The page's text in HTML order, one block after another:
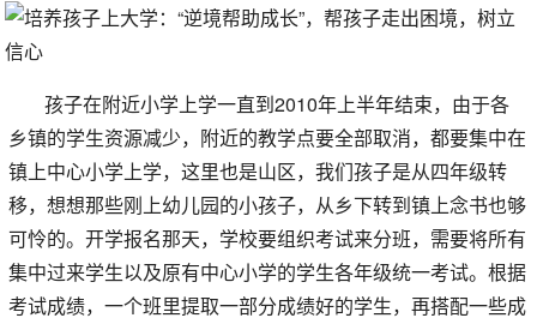
孩子在附近小学上学一直到2010年上半年结束，由于各
乡镇的学生资源减少，附近的教学点要全部取消，都要集中在
镇上中心小学上学，这里也是山区，我们孩子是从四年级转
移，想想那些刚上幼儿园的小孩子，从乡下转到镇上念书也够
可怜的。开学报名那天，学校要组织考试来分班，需要将所有
集中过来学生以及原有中心小学的学生各年级统一考试。根据
考试成绩，一个班里提取一部分成绩好的学生，再搭配一些成